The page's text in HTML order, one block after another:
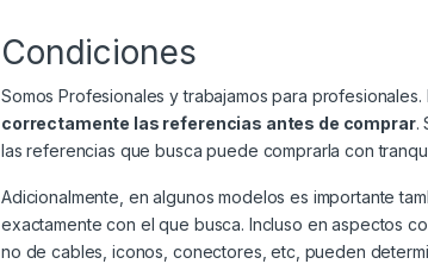
Condiciones
Somos Profesionales y trabajamos para
correctamente las referencias antes de comprar.
las referencias que busca puede comprarla con
Adicionalmente, en algunos modelos es importante
exactamente con el que busca. Incluso en aspectos
no de cables, iconos, conectores, etc, pueden